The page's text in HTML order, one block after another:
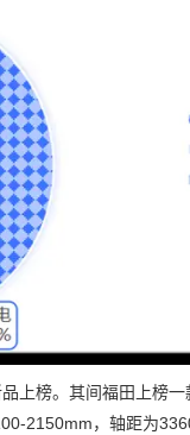
榜。其间福田上榜一
2150mm，轴距为